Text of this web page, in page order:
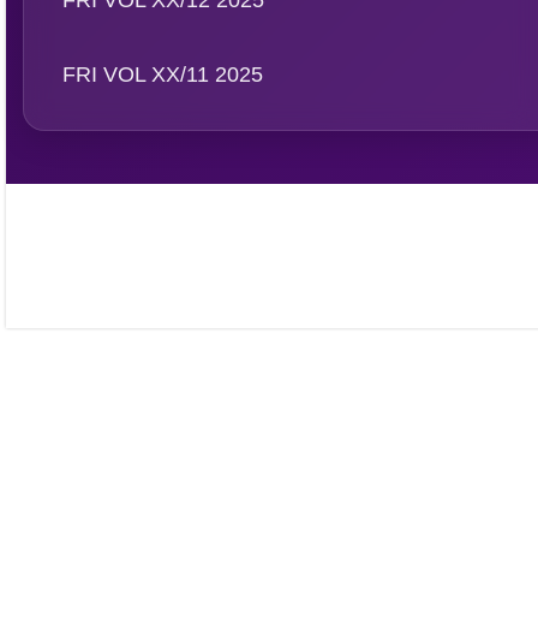
FRI VOL XX/11 2025